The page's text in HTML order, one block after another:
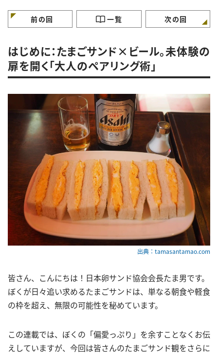
ビューも！】
前の回 一覧 次の回
はじめに：たまごサンド×ビール。未体験の
扉を開く「大人のペアリング術」
出典：tamasantamao.com
皆さん、こんにちは！日本卵サンド協会会長たま男です。
ぼくが日々追い求めるたまごサンドは、単なる朝食や軽食
の枠を超え、無限の可能性を秘めています。
この連載では、ぼくの「偏愛っぷり」を余すことなくお伝
えしていますが、今回は皆さんのたまごサンド観をさらに